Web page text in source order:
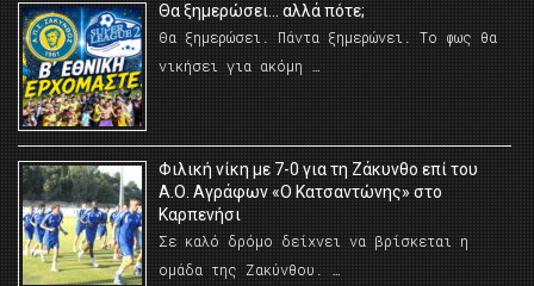
Θα ξημερώσει… αλλά πότε;
Θα ξημερώσει. Πάντα ξημερώνει. Το φως θα
νικήσει για ακόμη …
Φιλική νίκη με 7-0 για τη Ζάκυνθο επί του
Α.Ο. Αγράφων «Ο Κατσαντώνης» στο
Καρπενήσι
Σε καλό δρόμο δείχνει να βρίσκεται η
ομάδα της Ζακύνθου. …